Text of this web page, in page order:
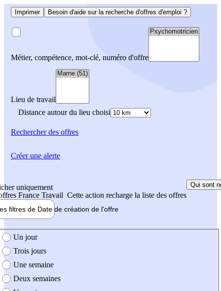
Imprimer Besoin d'aide sur la recherche d'offres d'emploi ?
Métier, compétence, mot-clé, numéro d'offre
Lieu de travail
Distance autour du lieu choisi
Rechercherdes offres
uniquement
France Travail Cette action recharge la liste des offres
Qui sont
filtres de Date de création de l'offre
création de l'offre
Un jour
Trois jours
Une semaine
Deux semaines
Créer une alerte